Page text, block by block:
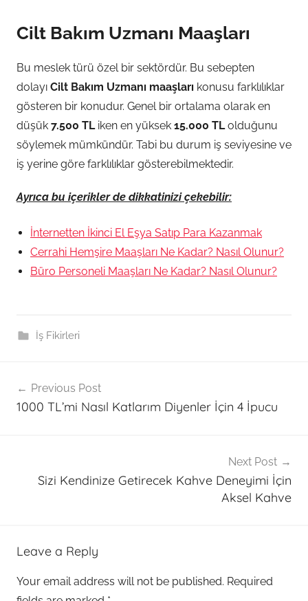
Cilt Bakım Uzmanı Maaşları
Bu meslek türü özel bir sektördür. Bu sebepten
dolayı Cilt Bakım Uzmanı maaşları konusu farklılıklar
gösteren bir konudur. Genel bir ortalama olarak en
düşük 7.500 TL iken en yüksek 15.000 TLolduğunu
söylemek mümkündür. Tabi bu durum iş seviyesine ve
iş yerine göre farklılıklar gösterebilmektedir.
Ayrıca bu içerikler de dikkatinizi çekebilir:
İnternetten İkinci El Eşya Satıp Para Kazanmak
Cerrahi Hemşire Maaşları Ne Kadar? Nasıl Olunur?
Büro Personeli Maaşları Ne Kadar? Nasıl Olunur?
İş Fikirleri
l
z
a
navigation
Previous Post
1000 TL’mi Nasıl Katlarım Diyenler İçin 4 İpucu
Next Post
Sizi Kendinize Getirecek Kahve Deneyimi İçin
Aksel Kahve
Leave a Reply
Your email address will not be published. Required